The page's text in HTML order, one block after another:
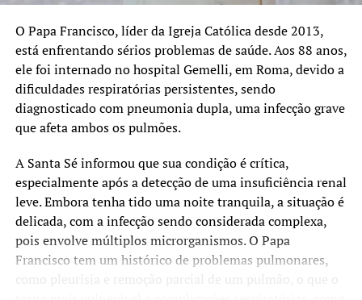
O Papa Francisco, líder da Igreja Católica desde 2013,
está enfrentando sérios problemas de saúde. Aos 88 anos,
ele foi internado no hospital Gemelli, em Roma, devido a
dificuldades respiratórias persistentes, sendo
diagnosticado com pneumonia dupla, uma infecção grave
que afeta ambos os pulmões.
A Santa Sé informou que sua condição é crítica,
especialmente após a detecção de uma insuficiência renal
leve. Embora tenha tido uma noite tranquila, a situação é
delicada, com a infecção sendo considerada complexa,
pois envolve múltiplos microrganismos. O Papa
Francisco tem um histórico de problemas pulmonares,
como pleurisia e remoção parcial de um pulmão, o que o